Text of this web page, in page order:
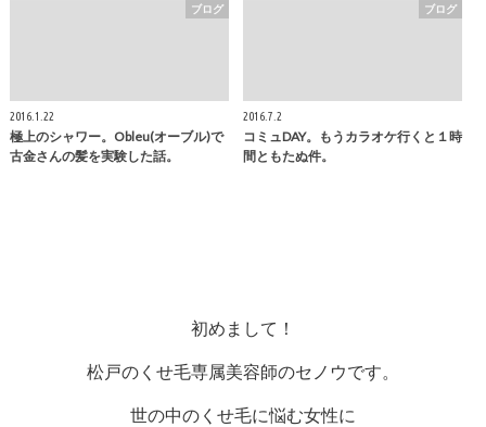
ブログ
2016.1.22
極上のシャワー。Obleu(オーブル)で
古金さんの髪を実験した話。
ブログ
2016.7.2
コミュDAY。もうカラオケ行くと１時
間ともたぬ件。
初めまして！
松戸のくせ毛専属美容師のセノウです。
世の中のくせ毛に悩む女性に